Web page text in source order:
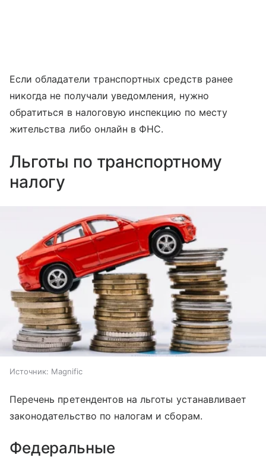
Если обладатели транспортных средств ранее
никогда не получали уведомления, нужно
обратиться в налоговую инспекцию по месту
жительства либо онлайн в ФНС.
Льготы по транспортному
налогу
Источник: Magnific
Перечень претендентов на льготы устанавливает
законодательство по налогам и сборам.
Федеральные